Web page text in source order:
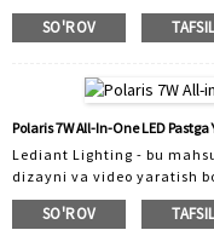
professional va
ishlab chiqaruvchisi
mos keladigan yorug'lik
chiqaramiz. Mahsulot
yoritgichlari va aqlli
tomonidan sotiladigan
ochilgan mahsulot bo'lib,
SO'ROV
Polaris 7W All-In-One LED Pastga
Lediant Lighting - bu
dizayni va video yaratish
oladigan professional ODM
chiqaruvchisi. Lediant
SO'ROV